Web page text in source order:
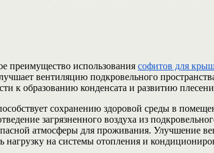
преимущество использования софитов для
вентиляцию подкровельного
к образованию конденсата и развитию
сохранению здоровой среды в
загрязненного воздуха из
атмосферы для проживания. Улучшение
нагрузку на системы отопления и